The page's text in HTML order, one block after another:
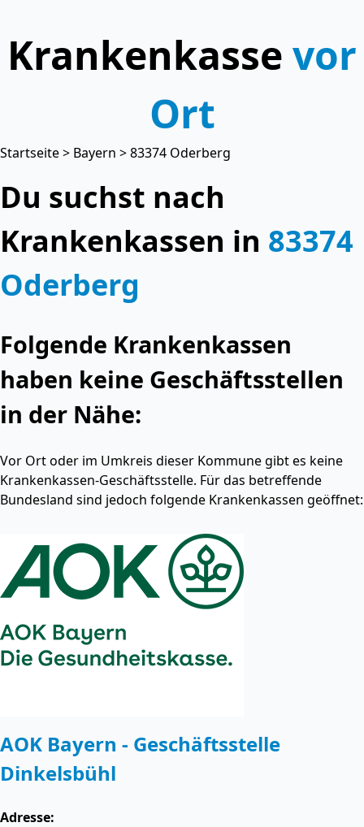
Krankenkasse vor
Ort
Startseite> Bayern > 83374 Oderberg
Du suchst nach
Krankenkassen in 83374
Oderberg
Folgende Krankenkassen
haben keine Geschäftsstellen
in der Nähe:
Vor Ort oder im Umkreis dieser Kommune gibt es keine
Krankenkassen-Geschäftsstelle. Für das betreffende
Bundesland sind jedoch folgende Krankenkassen geöffnet:
AOK Bayern - Geschäftsstelle
Dinkelsbühl
Adresse: